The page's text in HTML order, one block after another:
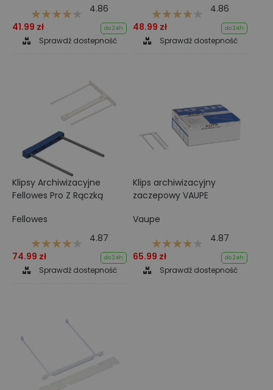
4.86
41.99 zł
do 24h
Sprawdź dostepność
4.86
48.99 zł
do 24h
Sprawdź dostepność
Klipsy Archiwizacyjne
Fellowes Pro Z Rączką
Fellowes
4.87
74.99 zł
do 24h
Sprawdź dostepność
Klips archiwizacyjny
zaczepowy VAUPE
Vaupe
4.87
65.99 zł
do 24h
Sprawdź dostepność